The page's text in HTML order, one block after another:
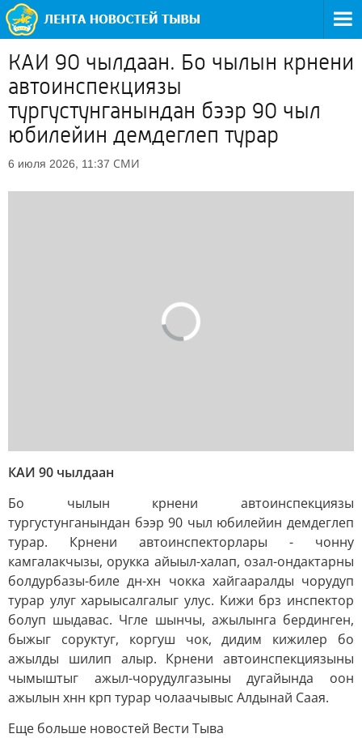
КАИ 90 чылдаан. Бо чылын крнени
автоинспекциязы
тургустунганындан бээр 90 чыл
юбилейин демдеглеп турар
6 июля 2026, 11:37 СМИ
КАИ 90 чылдаан
Бо чылын крнени автоинспекциязы
тургустунганындан бээр 90 чыл юбилейин демдеглеп
турар. Крнени автоинспекторлары - чонну
камгалакчызы, орукка айыыл-халап, озал-ондактарны
болдурбазы-биле дн-хн чокка хайгааралды чорудуп
турар улуг харыысалгалыг улус. Кижи брз инспектор
болуп шыдавас. Чгле шынчы, ажылынга бердинген,
быжыг соруктуг, коргуш чок, дидим кижилер бо
ажылды шилип алыр. Крнени автоинспекциязыны
чымыштыг ажыл-чорудулгазыны дугайында оон
ажылын хнн крп турар чолаачывыс Алдынай Саая.
Еще больше новостей Вести Тыва